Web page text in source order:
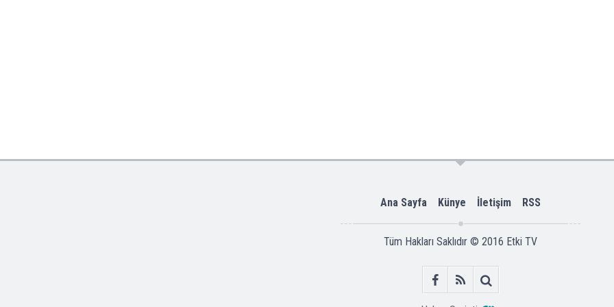
Ana Sayfa Künye İletişim RSS
Tüm Hakları Saklıdır © 2016 Etki TV